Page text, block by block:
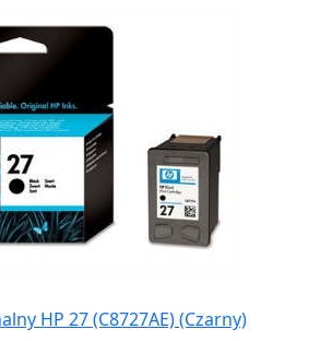
HP 27 (C8727AE) (Czarny)